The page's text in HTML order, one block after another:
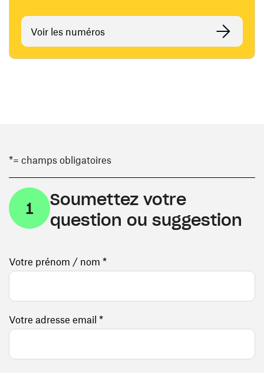
Voir les numéros
*= champs obligatoires
1
Soumettez votre
question ou suggestion
Votre prénom / nom *
Votre adresse email *